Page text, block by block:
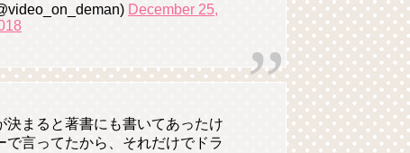
December 25,
まると著書にも書いてあったけ
言ってたから、それだけでドラ